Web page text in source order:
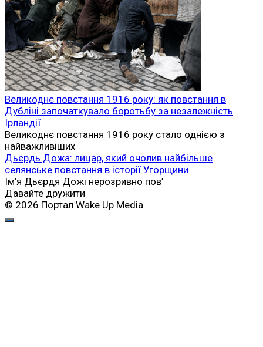
Великоднє повстання 1916 року: як повстання в
Дубліні започаткувало боротьбу за незалежність
Ірландії
Великоднє повстання 1916 року стало однією з
найважливіших
Дьєрдь Дожа: лицар, який очолив найбільше
селянське повстання в історії Угорщини
Ім’я Дьєрдя Дожі нерозривно пов’
Давайте дружити
© 2026 Портал Wake Up Media